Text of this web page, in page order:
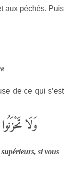
aux péchés. Puis
de ce qui s’est
وَلَا
si vous